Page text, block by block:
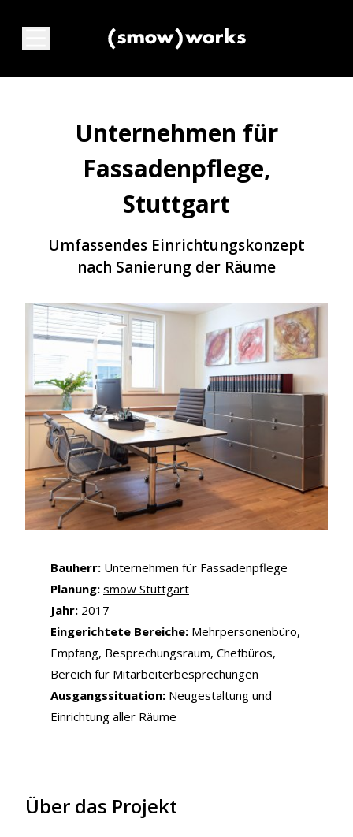
Unternehmen für
Fassadenpflege,
Stuttgart
Umfassendes Einrichtungskonzept
nach Sanierung der Räume
Bauherr: Unternehmen für Fassadenpflege
Planung: smow Stuttgart
Jahr: 2017
Eingerichtete Bereiche: Mehrpersonenbüro,
Empfang, Besprechungsraum, Chefbüros,
Bereich für Mitarbeiterbesprechungen
Ausgangssituation: Neugestaltung und
Einrichtung aller Räume
Über das Projekt